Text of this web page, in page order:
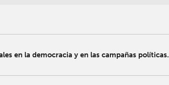
en la democracia y en las campañas políticas.